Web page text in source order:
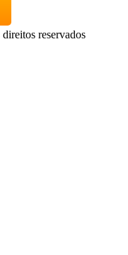
reservados